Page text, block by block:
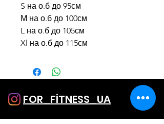
S на о.б до 95см
М на о.б до 100см
L на о.б до 105см
Xl на о.б до 115см
FOR_FİTNESS_UA